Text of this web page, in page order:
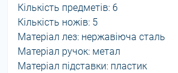
Кількість предметів: 6
Кількість ножів: 5
Матеріал лез: нержавіюча сталь
Матеріал ручок: метал
Матеріал підставки: пластик